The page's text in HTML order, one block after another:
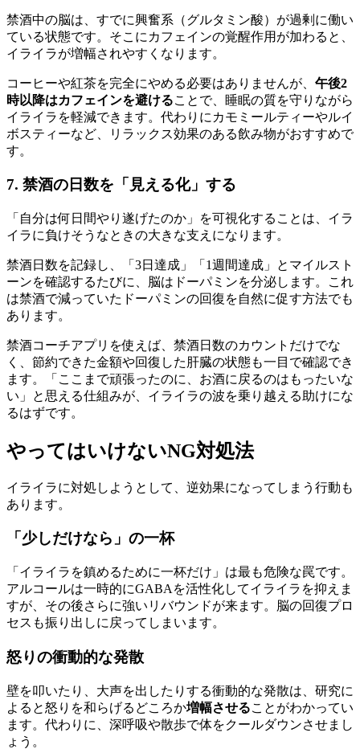
禁酒中の脳は、すでに興奮系（グルタミン酸）が過剰に働い
ている状態です。そこにカフェインの覚醒作用が加わると、
イライラが増幅されやすくなります。
コーヒーや紅茶を完全にやめる必要はありませんが、 午後2
時以降はカフェインを避けることで、睡眠の質を守りながら
イライラを軽減できます。代わりにカモミールティーやルイ
ボスティーなど、リラックス効果のある飲み物がおすすめで
す。
7. 禁酒の日数を「見える化」する
「自分は何日間やり遂げたのか」を可視化することは、イラ
イラに負けそうなときの大きな支えになります。
禁酒日数を記録し、「3日達成」「1週間達成」とマイルスト
ーンを確認するたびに、脳はドーパミンを分泌します。これ
は禁酒で減っていたドーパミンの回復を自然に促す方法でも
あります。
禁酒コーチアプリを使えば、禁酒日数のカウントだけでな
く、節約できた金額や回復した肝臓の状態も一目で確認でき
ます。「ここまで頑張ったのに、お酒に戻るのはもったいな
い」と思える仕組みが、イライラの波を乗り越える助けにな
るはずです。
やってはいけないNG対処法
イライラに対処しようとして、逆効果になってしまう行動も
あります。
「少しだけなら」の一杯
「イライラを鎮めるために一杯だけ」は最も危険な罠です。
アルコールは一時的にGABAを活性化してイライラを抑えま
すが、その後さらに強いリバウンドが来ます。脳の回復プロ
セスも振り出しに戻ってしまいます。
怒りの衝動的な発散
壁を叩いたり、大声を出したりする衝動的な発散は、研究に
よると怒りを和らげるどころか増幅させることがわかってい
ます。代わりに、深呼吸や散歩で体をクールダウンさせまし
ょう。